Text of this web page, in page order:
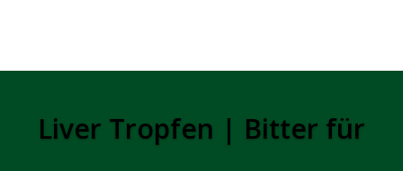
Liver Tropfen | Bitter für